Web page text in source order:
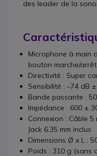
des leader de la
Microphone à main
bouton marche/arrêt
Directivité : Super
Sensibilité : –74 dB
Bande passante :
Impédance : 600 ±
Connexion : Câble
Jack 6.35 mm inclus
Dimensions Ø x L :
Poids : 310 g (sans